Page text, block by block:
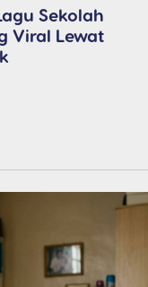
Sekolah
Viral Lewat